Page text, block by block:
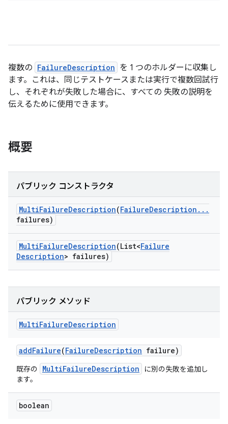
複数の FailureDescription を 1 つのホルダーに収集し
ます。これは、同じテストケースまたは実行で複数回試行
し、それぞれが失敗した場合に、すべての 失敗の説明を
伝えるために使用できます。
概要
パブリック コンストラクタ
MultiFailureDescription(FailureDescription . . .
failures)
MultiFailureDescription(List<Failure
Description> failures)
パブリック メソッド
MultiFailureDescription
addFailure(FailureDescription failure)
既存の MultiFailureDescription
に別の失敗を追加し
ます。
boolean